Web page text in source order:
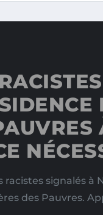
racistes signalés à
des Pauvres.